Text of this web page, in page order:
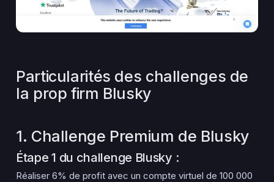
Particularités des challenges de
la prop firm Blusky
1. Challenge Premium de Blusky
Étape 1 du challenge Blusky :
Réaliser 6% de profit avec un compte virtuel de 100 000